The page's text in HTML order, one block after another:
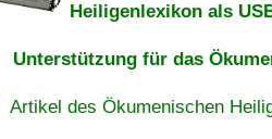
Heiligenlexikon als
Unterstützung für das
Artikel des Ökumenischen